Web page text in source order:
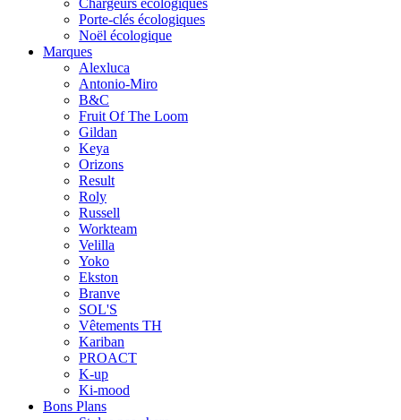
Porte-clés écologiques
Noël écologique
Marques
Alexluca
Antonio-Miro
B&C
Fruit Of The Loom
Gildan
Keya
Orizons
Result
Roly
Russell
Workteam
Velilla
Yoko
Ekston
Branve
SOL'S
Vêtements TH
Kariban
PROACT
K-up
Ki-mood
Bons Plans